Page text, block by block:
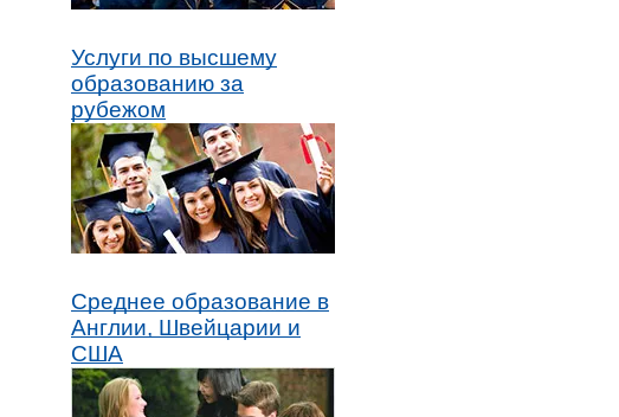
Услуги по высшему
образованию за
рубежом
Среднее образование в
Англии, Швейцарии и
США